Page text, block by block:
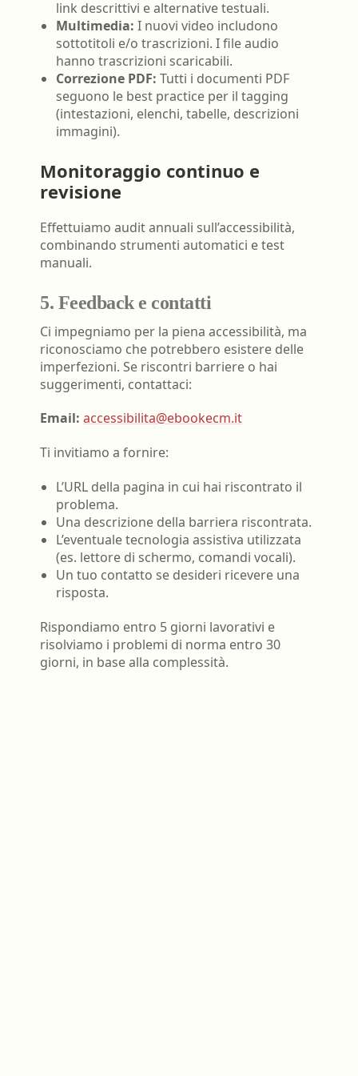
link descrittivi e alternative testuali.
Multimedia: I nuovi video includono
sottotitoli e/o trascrizioni. I file audio
hanno trascrizioni scaricabili.
Correzione PDF: Tutti i documenti PDF
seguono le best practice per il tagging
(intestazioni, elenchi, tabelle, descrizioni
immagini).
Monitoraggio continuo e
revisione
Effettuiamo audit annuali sull’accessibilità,
combinando strumenti automatici e test
manuali.
5. Feedback e contatti
Ci impegniamo per la piena accessibilità, ma
riconosciamo che potrebbero esistere delle
imperfezioni. Se riscontri barriere o hai
suggerimenti, contattaci:
Email: accessibilita@ebookecm.it
Ti invitiamo a fornire:
L’URL della pagina in cui hai riscontrato il
problema.
Una descrizione della barriera riscontrata.
L’eventuale tecnologia assistiva utilizzata
(es. lettore di schermo, comandi vocali).
Un tuo contatto se desideri ricevere una
risposta.
Rispondiamo entro 5 giorni lavorativi e
risolviamo i problemi di norma entro 30
giorni, in base alla complessità.